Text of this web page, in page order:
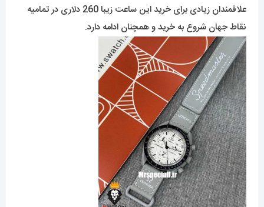
علاقمندان زیادی برای خرید این ساعت زیبا 260 دلاری در تمامیه
نقاط جهان شروع به خرید و همچنان ادامه دارد.